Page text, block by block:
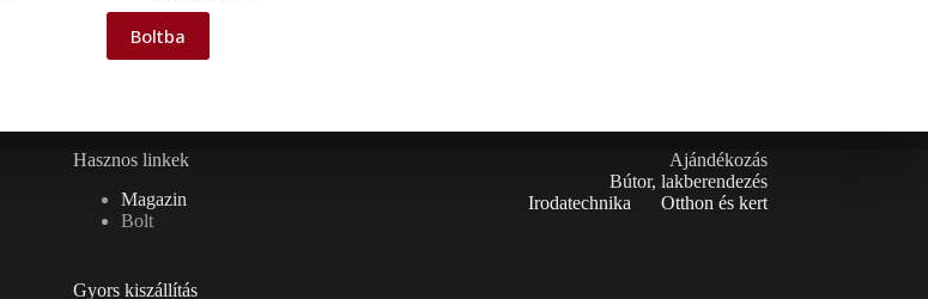
Boltba
Hasznos linkek
Magazin
Bolt
Gyors kiszállítás
Ajándékozás
Bútor, lakberendezés
Irodatechnika
Otthon és kert